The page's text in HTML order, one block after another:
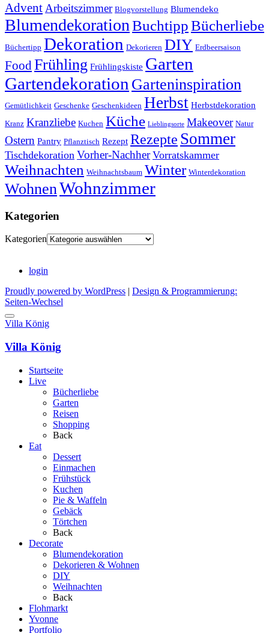
Advent Arbeitszimmer Blogvorstellung Blumendeko
Blumendekoration BuchtippBücherliebe
Büchertipp Dekoration Dekorieren DIY Erdbeersaison
FoodFrühling Frühlingskiste Garten
Gartendekoration Garteninspiration
Gemütlichkeit Geschenke Geschenkideen Herbst Herbstdekoration
Kranz Kranzliebe Kuchen Küche Lieblingsorte Makeover Natur
Ostern Pantry Pflanztisch Rezept Rezepte Sommer
Tischdekoration Vorher-Nachher Vorratskammer
Weihnachten Weihnachtsbaum Winter Winterdekoration
WohnenWohnzimmer
Kategorien
Kategorien
login
Proudly powered by WordPress
Design & Programmierung:
Seiten-Wechsel
Villa König
Villa König
Startseite
Live
Bücherliebe
Garten
Reisen
Shopping
Back
Eat
Dessert
Einmachen
Frühstück
Kuchen
Pie & Waffeln
Gebäck
Törtchen
Back
Decorate
Blumendekoration
Dekorieren & Wohnen
DIY
Weihnachten
Back
Flohmarkt
Yvonne
Portfolio